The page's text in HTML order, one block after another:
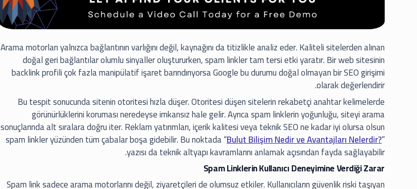
Arama motorları yalnızca bağlantının varlığını değil, kaynağını da titizlikle analiz eder. Kaliteli sitelerden alınan
doğal geri bağlantılar olumlu sinyaller oluştururken, spam linkler tam tersi etki yaratır. Bir web sitesinin
backlink profili çok fazla manipülatif işaret barındırıyorsa Google bu durumu doğal olmayan bir SEO girişimi
olarak değerlendirir.
Bu tespit sonucunda sitenin otoritesi hızla düşer. Otoritesi düşen sitelerin rekabetçi anahtar kelimelerde
görünürlüklerini koruması neredeyse imkansız hale gelir. Ayrıca spam linklerin yoğunluğu, siteyi arama
sonuçlarında alt sıralara doğru iter. Reklam yatırımları, içerik kalitesi veya teknik SEO ne kadar iyi olursa olsun
spam linkler yüzünden tüm çabalar boşa gidebilir. Bu noktada “Bulut Bilişim Nedir ve Avantajları Nelerdir?”
yazısı da teknik altyapı kavramlarını anlamak açısından fayda sağlayabilir.
Spam Linklerin Kullanıcı Deneyimine Verdiği Zarar
Spam link sadece arama motorlarını değil, ziyaretçileri de olumsuz etkiler. Kullanıcıların güvenlik riski taşıyan